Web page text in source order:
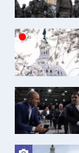
ВИДЕО